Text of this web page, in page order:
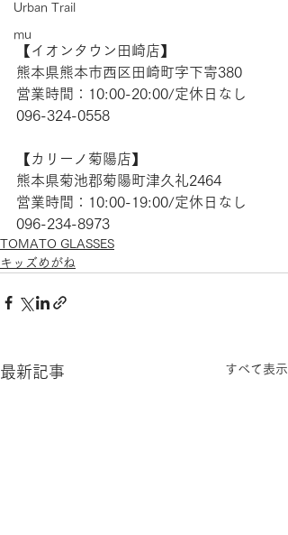
Urban Trail
mu
【​イオンタウン田崎店】
熊本県熊本市西区田崎町字下寄380
営業時間：10:00-20:00/定休日なし
096-324-0558
【​カリーノ菊陽店】
熊本県菊池郡菊陽町津久礼2464
営業時間：10:00-19:00/定休日なし
096-234-8973
TOMATO GLASSES
キッズめがね
最新記事 すべて表示